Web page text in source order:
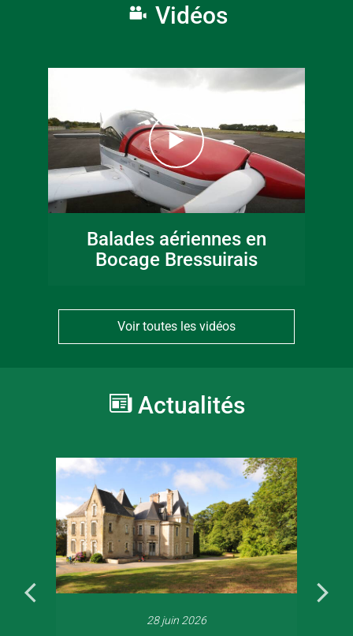
Vidéos
Balades aériennes en
Bocage Bressuirais
Voir toutes les vidéos
Actualités
28 juin 2026